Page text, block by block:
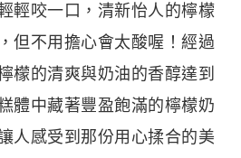
輕咬一口，清新怡人的檸檬
但不用擔心會太酸喔！經過
檬的清爽與奶油的香醇達到
體中藏著豐盈飽滿的檸檬奶
人感受到那份用心揉合的美